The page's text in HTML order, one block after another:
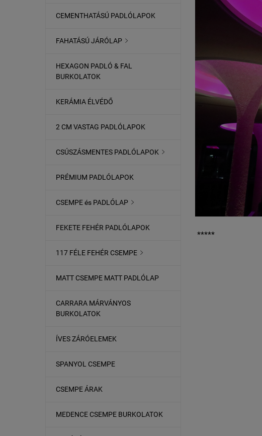
CEMENTHATÁSÚ PADLÓLAPOK
FAHATÁSÚ JÁRÓLAP 
HEXAGON PADLÓ & FAL
BURKOLATOK
KERÁMIA ÉLVÉDŐ
2 CM VASTAG PADLÓLAPOK
CSÚSZÁSMENTES PADLÓLAPOK 
PRÉMIUM PADLÓLAPOK
CSEMPE és PADLÓLAP 
FEKETE FEHÉR PADLÓLAPOK
117 FÉLE FEHÉR CSEMPE 
MATT CSEMPE MATT PADLÓLAP
CARRARA MÁRVÁNYOS
BURKOLATOK
ÍVES ZÁRÓELEMEK
SPANYOL CSEMPE
CSEMPE ÁRAK
MEDENCE CSEMPE BURKOLATOK
*****